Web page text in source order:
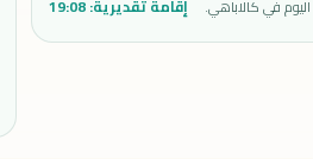
في كالاباهي. إقامة تقديرية:19:08